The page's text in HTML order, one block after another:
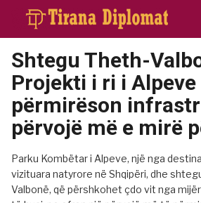
Shtegu Theth-
Projekti i ri i Alpeve
përmirëson
përvojë më e mirë
Parku Kombëtar i Alpeve, një nga
vizituara natyrore në Shqipëri, dhe
Valbonë, që përshkohet çdo vit nga